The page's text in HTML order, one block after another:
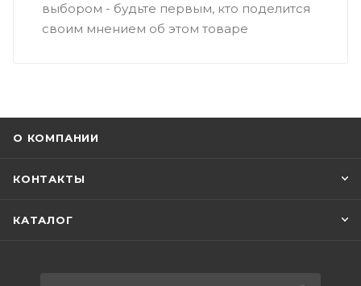
выбором - будьте первым, кто поделится
своим мнением об этом товаре
О КОМПАНИИ
КОНТАКТЫ
КАТАЛОГ